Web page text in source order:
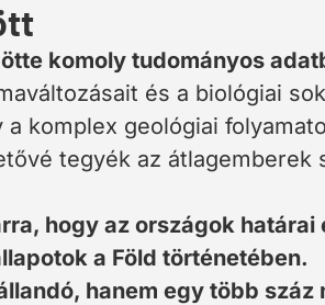
komoly tudományos
és a biológiai
komplex geológiai
tegyék az átlagemberek
hogy az országok határai
a Föld történetében.
hanem egy több száz